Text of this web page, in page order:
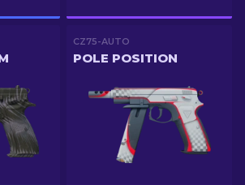
CZ75-AUTO
POLE POSITION